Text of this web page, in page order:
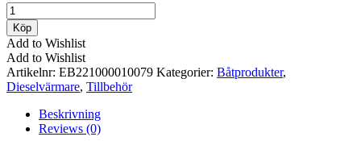
Luftflödes
reglering
60mm
mängd
Köp
Add to Wishlist
Add to Wishlist
Artikelnr: EB221000010079 Kategorier: Båtprodukter,
Dieselvärmare, Tillbehör
Beskrivning
Reviews (0)